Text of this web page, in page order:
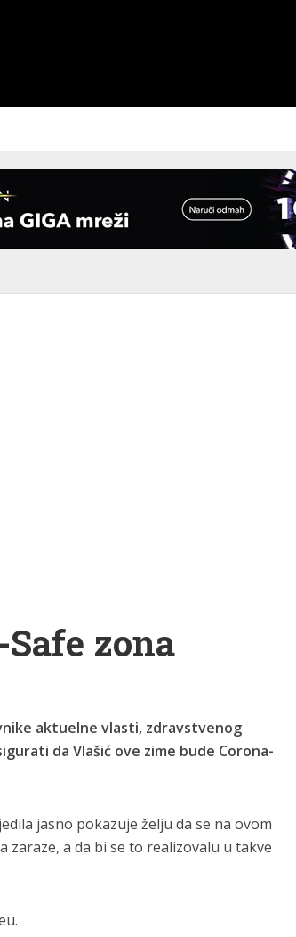
zona
aktuelne vlasti, zdravstvenog
da Vlašić ove zime bude Corona-
jasno pokazuje želju da se na ovom
a da bi se to realizovalu u takve